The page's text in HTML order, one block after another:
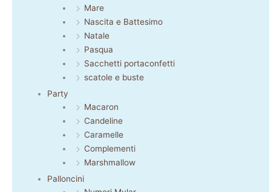
Mare
Nascita e Battesimo
Natale
Pasqua
Sacchetti portaconfetti
scatole e buste
Party
Macaron
Candeline
Caramelle
Complementi
Marshmallow
Palloncini